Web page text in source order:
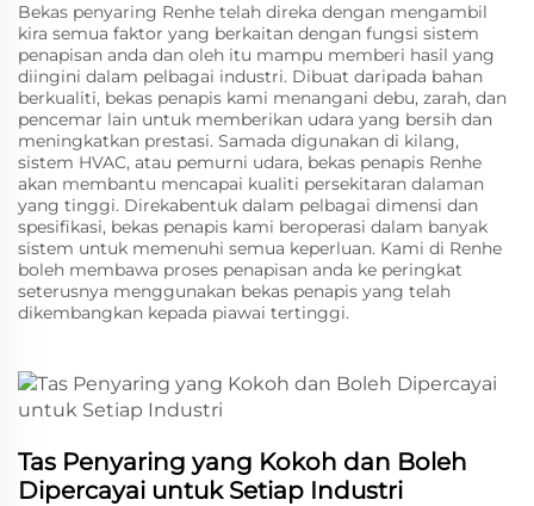
Bekas penyaring Renhe telah direka dengan mengambil
kira semua faktor yang berkaitan dengan fungsi sistem
penapisan anda dan oleh itu mampu memberi hasil yang
diingini dalam pelbagai industri. Dibuat daripada bahan
berkualiti, bekas penapis kami menangani debu, zarah, dan
pencemar lain untuk memberikan udara yang bersih dan
meningkatkan prestasi. Samada digunakan di kilang,
sistem HVAC, atau pemurni udara, bekas penapis Renhe
akan membantu mencapai kualiti persekitaran dalaman
yang tinggi. Direkabentuk dalam pelbagai dimensi dan
spesifikasi, bekas penapis kami beroperasi dalam banyak
sistem untuk memenuhi semua keperluan. Kami di Renhe
boleh membawa proses penapisan anda ke peringkat
seterusnya menggunakan bekas penapis yang telah
dikembangkan kepada piawai tertinggi.
Tas Penyaring yang Kokoh dan Boleh
Dipercayai untuk Setiap Industri